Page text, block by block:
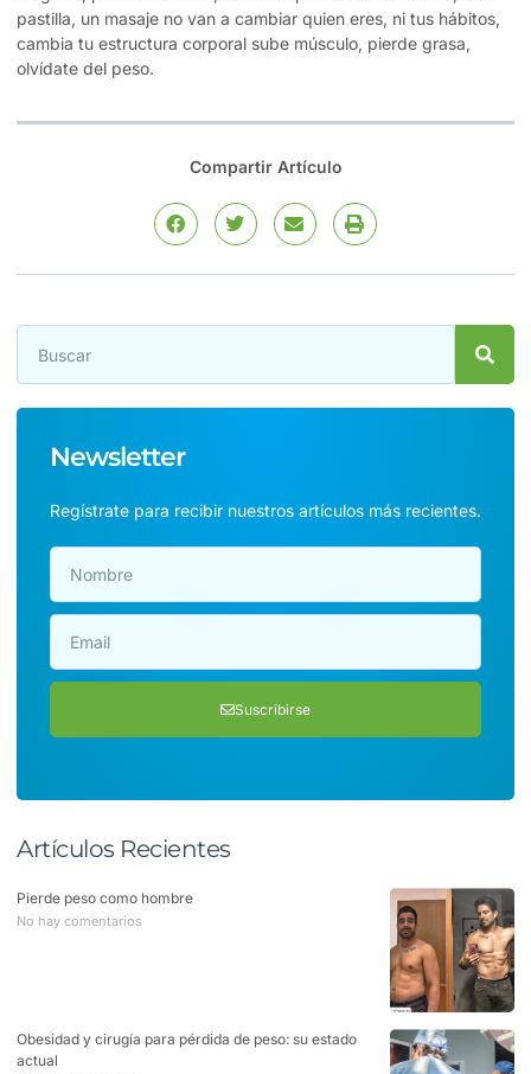
pastilla, un masaje no van a cambiar quien eres, ni tus hábitos,
cambia tu estructura corporal sube músculo, pierde grasa,
olvídate del peso.
Compartir Artículo
Newsletter
Regístrate para recibir nuestros artículos más recientes.
Suscribirse
Artículos Recientes
Pierde peso como hombre
No hay comentarios
Obesidad y cirugía para pérdida de peso: su estado
actual